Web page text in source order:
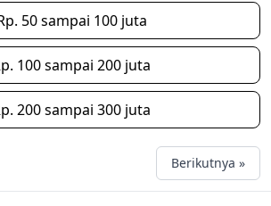
50 sampai 100 juta
100 sampai 200 juta
200 sampai 300 juta
Berikutnya »